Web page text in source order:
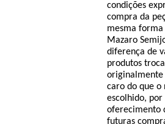
condições
compra da
mesma forma
Mazaro
diferença de
produtos
originalmente
caro do que o
escolhido, por
oferecimento
futuras